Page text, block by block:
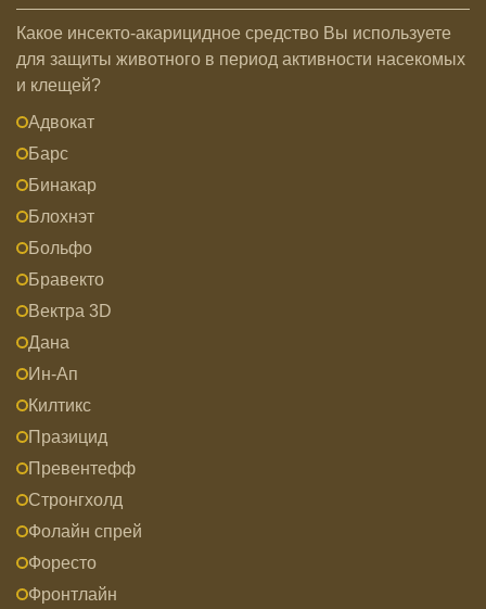
Какое инсекто-акарицидное средство Вы используете
для защиты животного в период активности насекомых
и клещей?
Адвокат
Барс
Бинакар
Блохнэт
Больфо
Бравекто
Вектра 3D
Дана
Ин-Ап
Килтикс
Празицид
Превентефф
Стронгхолд
Фолайн спрей
Форесто
Фронтлайн